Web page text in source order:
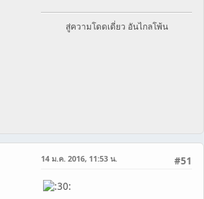
สู่ความโดดเดี่ยว อันไกลโพ้น
#51
14 ม.ค. 2016, 11:53 น.